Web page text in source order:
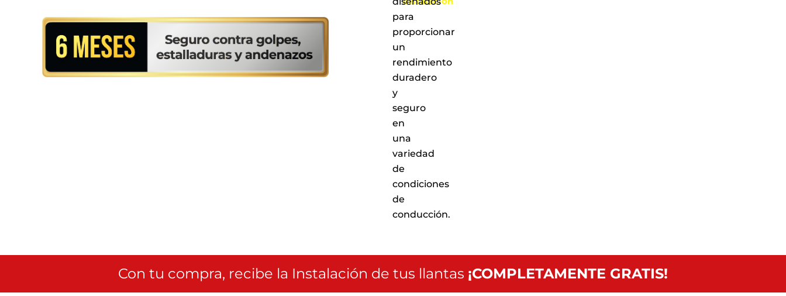
en
cualquiera
de
nuestros
puntos
de
servicio
nacional
para
proporcionar
un
rendimiento
duradero
y
seguro
en
una
variedad
de
condiciones
de
conducción.
Con tu compra, recibe la Instalación de tus llantas ¡COMPLETAMENTE GRATIS!